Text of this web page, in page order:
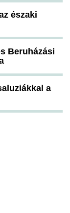
északi
Beruházási
a